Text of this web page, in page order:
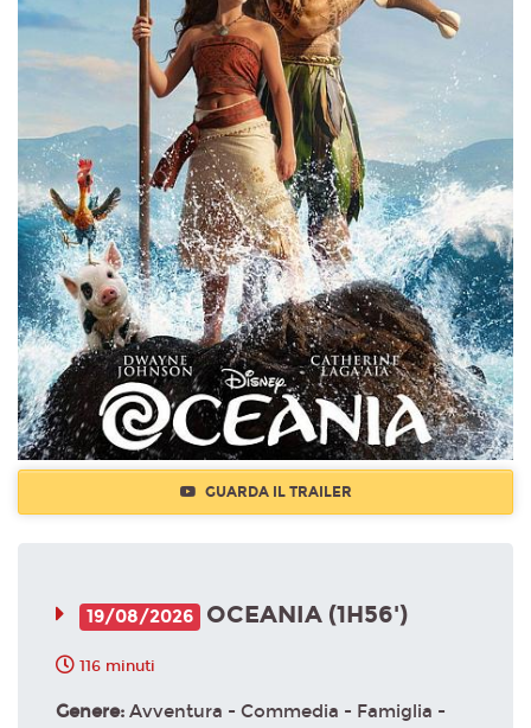
GUARDA IL TRAILER
19/08/2026 OCEANIA (1H56')
116 minuti
Genere: Avventura - Commedia - Famiglia -